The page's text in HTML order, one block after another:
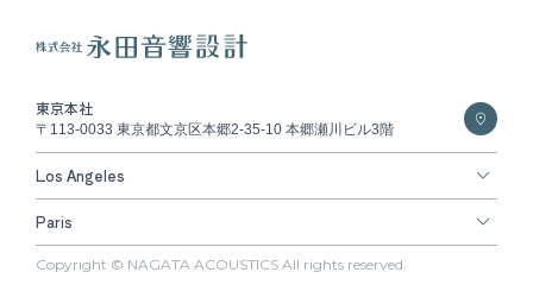
東京本社
〒113-0033 東京都文京区本郷2-35-10 本郷瀬川ビル3階
Los Angeles
Paris
Copyright © NAGATA ACOUSTICS All rights reserved.